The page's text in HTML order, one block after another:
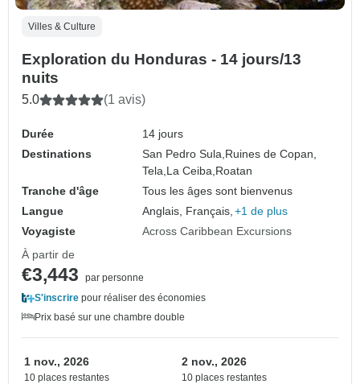
Villes & Culture
Exploration du Honduras - 14 jours/13
nuits
5.0 (1 avis)
Durée
14 jours
Destinations
San Pedro Sula, Ruines de Copan,
Tela, La Ceiba, Roatan
Tranche d'âge
Tous les âges sont bienvenus
Langue
Anglais, Français, +1 de plus
Voyagiste
Across Caribbean Excursions
À partir de
€3,443
par personne
S'inscrire pour réaliser des économies
Prix basé sur une chambre double
1 nov., 2026
10 places restantes
2 nov., 2026
10 places restantes